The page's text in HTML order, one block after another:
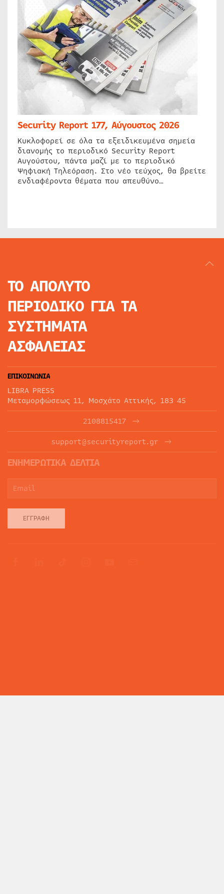
Security Report 177, Αύγουστος 2026
Κυκλοφορεί σε όλα τα εξειδικευμένα σημεία
διανομής το περιοδικό Security Report
Αυγούστου, πάντα μαζί με το περιοδικό
Ψηφιακή Τηλεόραση. Στο νέο τεύχος, θα βρείτε
ενδιαφέροντα θέματα που απευθύνο…
ΤΟ ΑΠΟΛΥΤΟ
ΠΕΡΙΟΔΙΚΟ ΓΙΑ ΤΑ
ΣΥΣΤΗΜΑΤΑ
ΑΣΦΑΛΕΙΑΣ
ΕΠΙΚΟΙΝΩΝΙΑ
LIBRA PRESS
Μεταμορφώσεως 11, Μοσχάτο Αττικής, 183 45
2108815417
support@securityreport.gr
ΕΝΗΜΕΡΩΤΙΚΑ ΔΕΛΤΙΑ
ΕΓΓΡΑΦΉ